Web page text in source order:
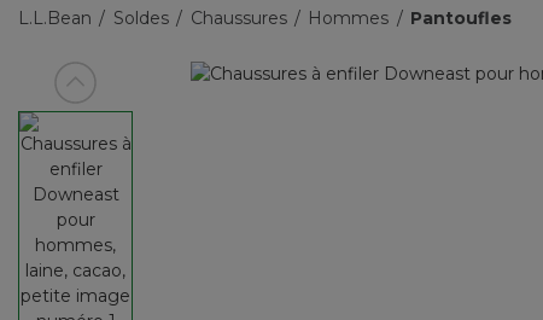
L.L.Bean Soldes Chaussures Hommes Pantoufles
Voir article précédent